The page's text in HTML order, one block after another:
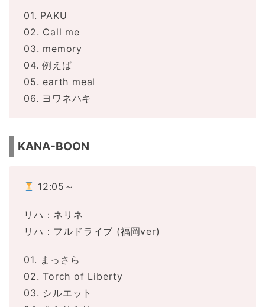
01. PAKU
02. Call me
03. memory
04. 例えば
05. earth meal
06. ヨワネハキ
KANA-BOON
12:05～
リハ：ネリネ
リハ：フルドライブ (福岡ver)
01. まっさら
02. Torch of Liberty
03. シルエット